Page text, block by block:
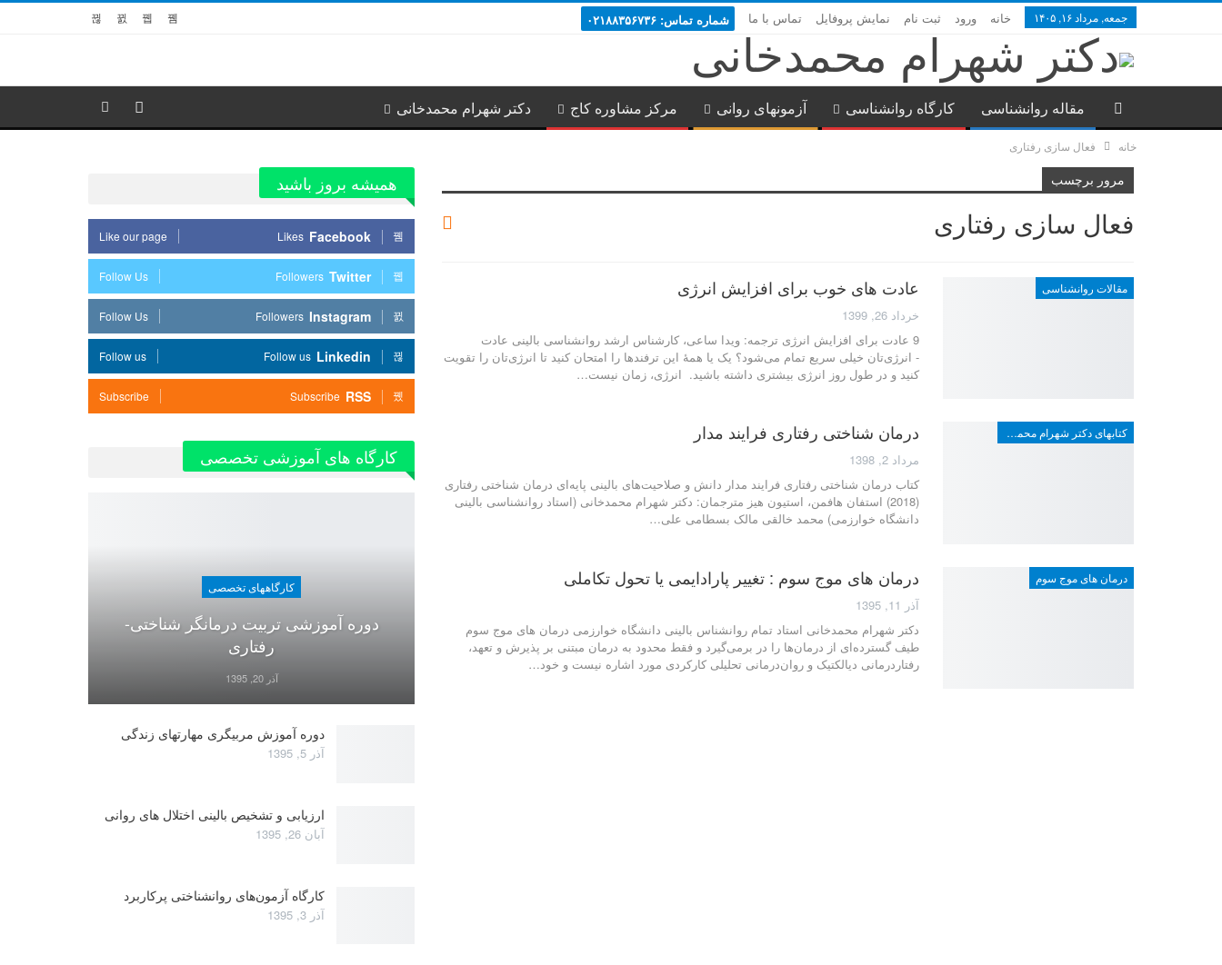
جمعه, مرداد ۱۶, ۱۴۰۵ خانه ورود ثبت نام نمایش پروفایل تماس با ما شماره تماس: ۰۲۱۸۸۳۵۶۷۳۶
مقاله روانشناسی کارگاه روانشناسی آزمونهای روانی مرکز مشاوره کاج دکتر شهرام محمدخانی
خانه فعال سازی رفتاری
مرور برچسب
فعال سازی رفتاری
مقالات روانشناسی عادت های خوب برای افزایش انرژی
خرداد 26, 1399
9 عادت برای افزایش انرژی ترجمه: ویدا ساعی، کارشناس ارشد روانشناسی بالینی عادت
- انرژی‌تان خیلی سریع تمام می‌شود؟ یک یا همۀ این ترفندها را امتحان کنید تا انرژی‌تان را تقویت
کنید و در طول روز انرژی بیشتری داشته باشید. انرژی، زمان نیست…
کتابهای دکتر شهرام محمدخانی درمان شناختی رفتاری فرایند مدار
مرداد 2, 1398
کتاب درمان شناختی رفتاری فرایند مدار دانش و صلاحیت‌های بالینی پایه‌ای درمان شناختی رفتاری
(2018) استفان هافمن، استیون هیز مترجمان: دکتر شهرام محمدخانی (استاد روانشناسی بالینی
دانشگاه خوارزمی) محمد خالقی مالک بسطامی علی…
درمان های موج سوم درمان های موج سوم : تغییر پارادایمی یا تحول تکاملی
آذر 11, 1395
دکتر شهرام محمدخانی استاد تمام روانشناس بالینی دانشگاه خوارزمی درمان های موج سوم
طیف گسترده‌ای از درمان‌ها را در برمی‌گیرد و فقط محدود به درمان مبتنی بر پذیرش و تعهد،
رفتاردرمانی دیالکتیک و روان‌درمانی تحلیلی کارکردی مورد اشاره نیست و خود…
همیشه بروز باشید
Facebook
Likes
Like our page
Twitter
Followers
Follow Us
Instagram
Followers
Follow Us
Linkedin
Follow us
Follow us
RSS
Subscribe
Subscribe
کارگاه های آموزشی تخصصی
کارگاههای تخصصی
دوره آموزشی تربیت درمانگر شناختی-
رفتاری
آذر 20, 1395
دوره آموزش مربیگری مهارتهای زندگی
آذر 5, 1395
ارزیابی و تشخیص بالینی اختلال های روانی
آبان 26, 1395
کارگاه آزمون‌های روانشناختی پرکاربرد
آذر 3, 1395